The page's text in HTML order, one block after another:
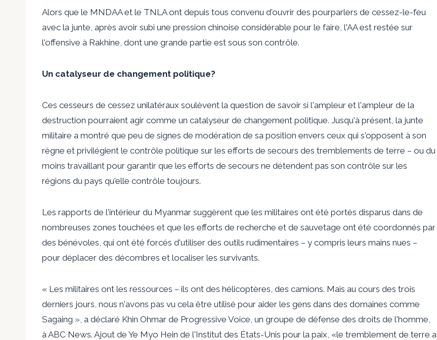
Alors que le MNDAA et le TNLA ont depuis tous convenu d'ouvrir des pourparlers de cessez-le-feu
avec la junte, après avoir subi une pression chinoise considérable pour le faire, l'AA est restée sur
l'offensive à Rakhine, dont une grande partie est sous son contrôle.
Un catalyseur de changement politique?
Ces cesseurs de cessez unilatéraux soulèvent la question de savoir si l'ampleur et l'ampleur de la
destruction pourraient agir comme un catalyseur de changement politique. Jusqu'à présent, la junte
militaire a montré que peu de signes de modération de sa position envers ceux qui s'opposent à son
règne et privilégient le contrôle politique sur les efforts de secours des tremblements de terre – ou du
moins travaillant pour garantir que les efforts de secours ne détendent pas son contrôle sur les
régions du pays qu'elle contrôle toujours.
Les rapports de l'intérieur du Myanmar suggèrent que les militaires ont été portés disparus dans de
nombreuses zones touchées et que les efforts de recherche et de sauvetage ont été coordonnés par
des bénévoles, qui ont été forcés d'utiliser des outils rudimentaires – y compris leurs mains nues –
pour déplacer des décombres et localiser les survivants.
« Les militaires ont les ressources – ils ont des hélicoptères, des camions. Mais au cours des trois
derniers jours, nous n'avons pas vu cela être utilisé pour aider les gens dans des domaines comme
Sagaing », a déclaré Khin Ohmar de Progressive Voice, un groupe de défense des droits de l'homme,
à ABC News. Ajout de Ye Myo Hein de l'Institut des États-Unis pour la paix, «le tremblement de terre a